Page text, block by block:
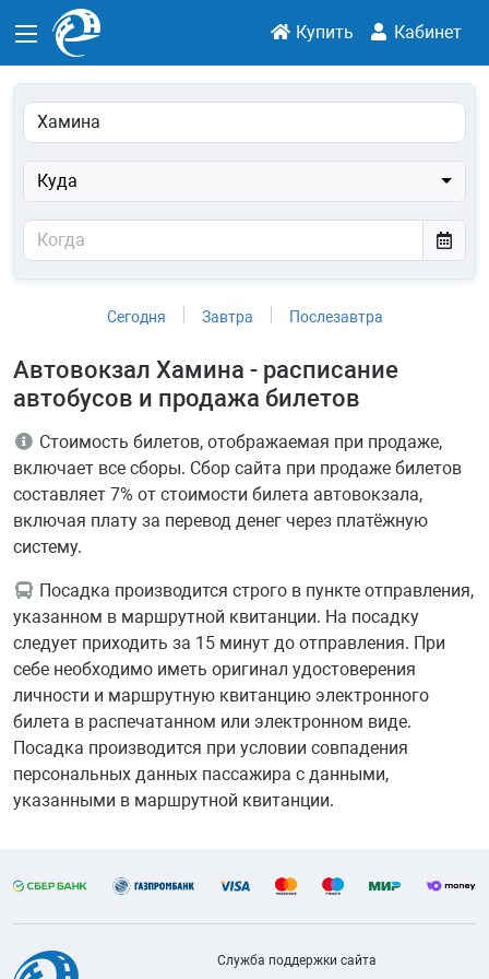
Купить Кабинет
Куда
Сегодня Завтра Послезавтра
Автовокзал Хамина - расписание
автобусов и продажа билетов
Стоимость билетов, отображаемая при продаже,
включает все сборы. Сбор сайта при продаже билетов
составляет 7% от стоимости билета автовокзала,
включая плату за перевод денег через платёжную
систему.
Посадка производится строго в пункте отправления,
указанном в маршрутной квитанции. На посадку
следует приходить за 15 минут до отправления. При
себе необходимо иметь оригинал удостоверения
личности и маршрутную квитанцию электронного
билета в распечатанном или электронном виде.
Посадка производится при условии совпадения
персональных данных пассажира с данными,
указанными в маршрутной квитанции.
Служба поддержки сайта